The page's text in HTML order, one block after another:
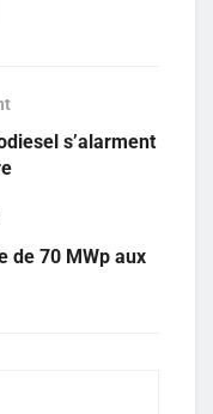
s’alarment
de 70 MWp aux